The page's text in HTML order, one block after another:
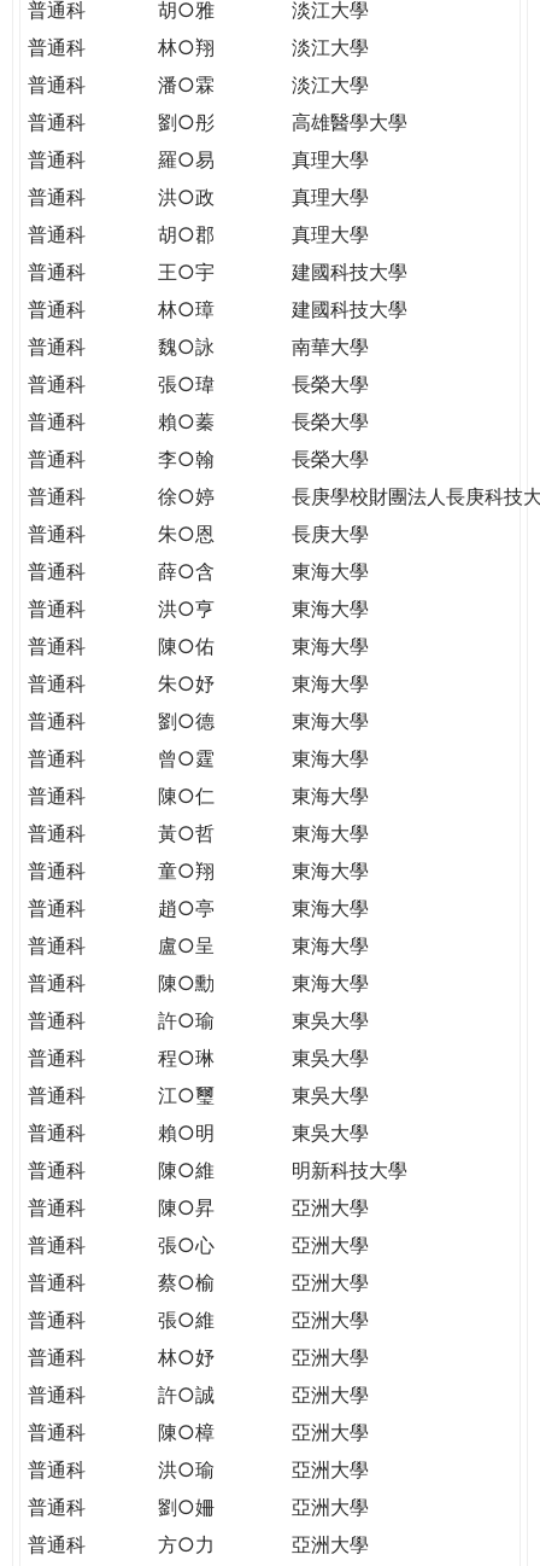
普通科 胡○雅
淡江大學
普通科
林○翔
淡江大學
普通科
潘○霖
淡江大學
普通科
劉○彤
高雄醫學大學
普通科
羅○易
真理大學
普通科
洪○政
真理大學
普通科
胡○郡
真理大學
普通科
王○宇
建國科技大學
普通科
林○璋
建國科技大學
普通科
魏○詠
南華大學
普通科
張○瑋
長榮大學
普通科
賴○蓁
長榮大學
普通科
李○翰
長榮大學
普通科
徐○婷
長庚學校財團法人長庚科技
普通科
朱○恩
長庚大學
普通科
薛○含
東海大學
普通科
洪○亨
東海大學
普通科
陳○佑
東海大學
普通科
朱○妤
東海大學
普通科
劉○德
東海大學
普通科
曾○霆
東海大學
普通科
陳○仁
東海大學
普通科
黃○哲
東海大學
普通科
童○翔
東海大學
普通科
趙○亭
東海大學
普通科
盧○呈
東海大學
普通科
陳○勳
東海大學
普通科
許○瑜
東吳大學
普通科
程○琳
東吳大學
普通科
江○璽
東吳大學
普通科
賴○明
東吳大學
普通科
陳○維
明新科技大學
普通科
陳○昇
亞洲大學
普通科
張○心
亞洲大學
普通科
蔡○榆
亞洲大學
普通科
張○維
亞洲大學
普通科
林○妤
亞洲大學
普通科
許○誠
亞洲大學
普通科
陳○樟
亞洲大學
普通科
洪○瑜
亞洲大學
普通科
劉○姍
亞洲大學
普通科
方○力
亞洲大學